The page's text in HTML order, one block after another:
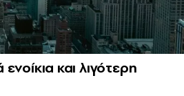
και λιγότερη